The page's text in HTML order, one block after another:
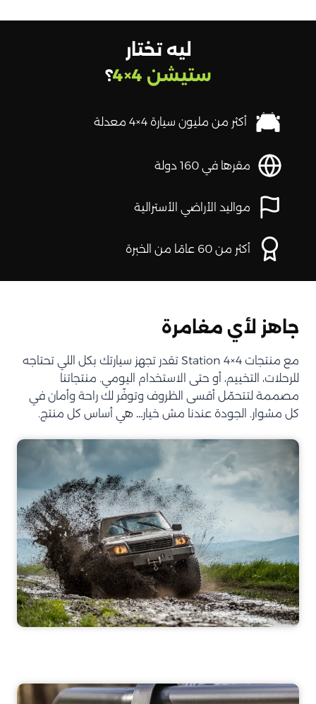
ليه تختار
ستيشن 4×4
؟
أكثر من مليون سيارة 4×4 معدلة
مقرها في 160 دولة
مواليد الأراضي الأسترالية
أكثر من 60 عامًا من الخبرة
جاهز لأي مغامرة
مع منتجات Station 4×4 تقدر تجهز سيارتك بكل اللي تحتاجه
للرحلات، التخييم، أو حتى الاستخدام اليومي. منتجاتنا
مصممة لتتحمّل أقسى الظروف وتوفّر لك راحة وأمان في
كل مشوار. الجودة عندنا مش خيار… هي أساس كل منتج.